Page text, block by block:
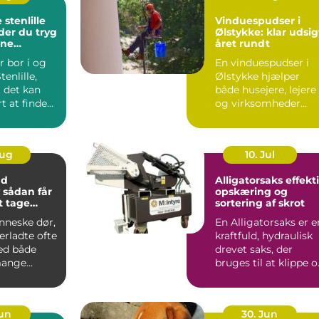
stenlille
du tryg
bor i og
det kan
at finde
Vinduespudser i
Ølstykke: klar
året rundt
En vinduespudser i
Ølstykke hjælper
både husejere, lejere
og virksomheder
tage
dør,
ofte
både
10. Jul
Alligatorsaks effektiv
opskæring og
sortering af skrot
En Alligatorsaks er
kraftfuld, hydraulisk
drevet saks, der
bruges til at klippe
30. Jun